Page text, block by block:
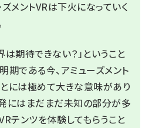
メントVRは下火になっていく
は期待できない？」ということ
期である今、アミューズメント
には極めて大きな意味があり
発にはまだまだ未知の部分が多
テンツを体験してもらうこと